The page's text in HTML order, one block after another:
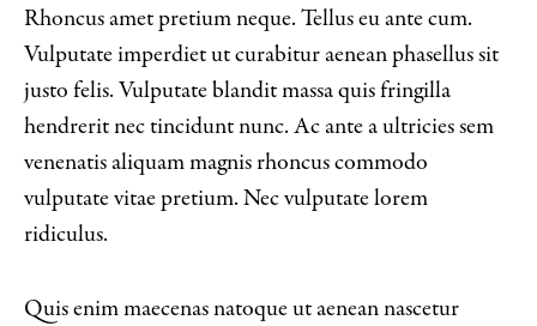
Rhoncus amet pretium neque. Tellus eu ante cum.
Vulputate imperdiet ut curabitur aenean phasellus sit
justo felis. Vulputate blandit massa quis fringilla
hendrerit nec tincidunt nunc. Ac ante a ultricies sem
venenatis aliquam magnis rhoncus commodo
vulputate vitae pretium. Nec vulputate lorem
ridiculus.
Quis enim maecenas natoque ut aenean nascetur